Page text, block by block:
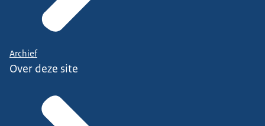
Archief
Over deze site